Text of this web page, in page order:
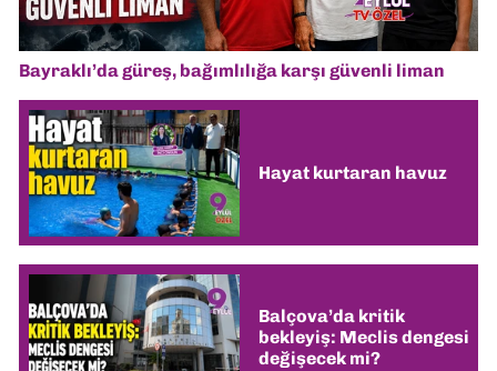
Bayraklı’da güreş, bağımlılığa karşı güvenli liman
Hayat kurtaran havuz
Balçova’da kritik
bekleyiş: Meclis dengesi
değişecek mi?